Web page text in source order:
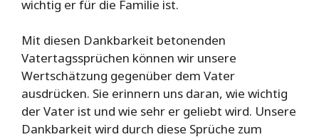
wichtig er für die Familie ist.
Mit diesen Dankbarkeit betonenden
Vatertagssprüchen können wir unsere
Wertschätzung gegenüber dem Vater
ausdrücken. Sie erinnern uns daran, wie wichtig
der Vater ist und wie sehr er geliebt wird. Unsere
Dankbarkeit wird durch diese Sprüche zum